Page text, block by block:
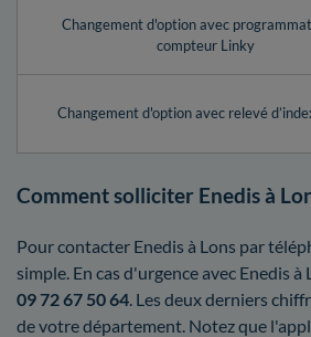
Changement d'option avec
compteur Linky
Changement d'option avec relevé
Comment solliciter Enedis à
Pour contacter Enedis à Lons par
simple. En cas d'urgence avec Enedis à
09 72 67 50 64 . Les deux derniers
de votre département. Notez que